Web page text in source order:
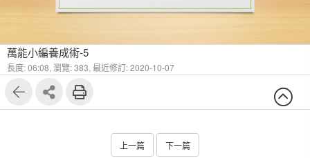
萬能小編養成術-5
長度: 06:08, 瀏覽: 383, 最近修訂: 2020-10-07
上一篇 下一篇